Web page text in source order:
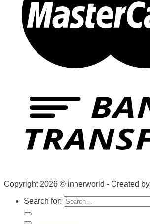
Copyright 2026 © innerworld - Created by
Search for: